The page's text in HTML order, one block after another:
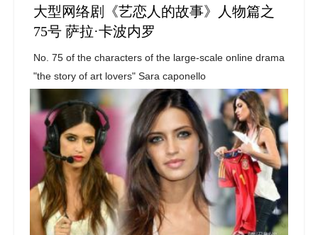
大型网络剧《艺恋人的故事》人物篇之
75号 萨拉·卡波内罗
No. 75 of the characters of the large-scale online drama
"the story of art lovers" Sara caponello